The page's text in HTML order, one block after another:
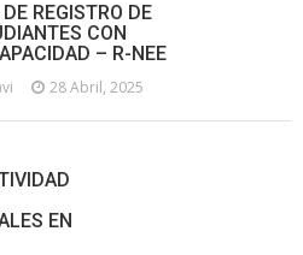
REGISTRO DE
CON
– R-NEE
28 Abril, 2025
EN